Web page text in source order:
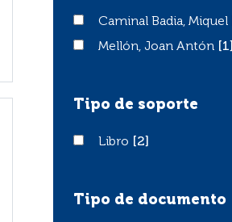
Caminal Badia, Miquel
Caminal Badia, Miquel
Mellón, Joan Antón
Mellón, Joan Antón [1]
Tipo de soporte
LibroLibro [2]
Tipo de documento